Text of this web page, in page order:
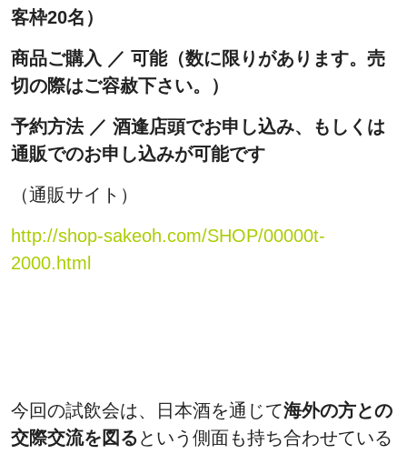
客枠20名）
商品ご購入 ／ 可能（数に限りがあります。売
切の際はご容赦下さい。）
予約方法 ／ 酒逢店頭でお申し込み、もしくは
通販でのお申し込みが可能です
（通販サイト）
http://shop-sakeoh.com/SHOP/00000t-
2000.html
今回の試飲会は、日本酒を通じて海外の方との
交際交流を図るという側面も持ち合わせている